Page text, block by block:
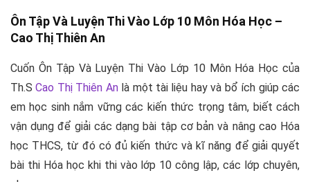
Ôn Tập Và Luyện Thi Vào Lớp 10 Môn Hóa Học –
Cao Thị Thiên An
Cuốn Ôn Tập Và Luyện Thi Vào Lớp 10 Môn Hóa Học của
Th.SCao Thị Thiên Anlà một tài liệu hay và bổ ích giúp các
em học sinh nắm vững các kiến thức trọng tâm, biết cách
vận dụng để giải các dạng bài tập cơ bản và nâng cao Hóa
học THCS, từ đó có đủ kiến thức và kĩ năng để giải quyết
bài thi Hóa học khi thi vào lớp 10 công lập, các lớp chuyên,